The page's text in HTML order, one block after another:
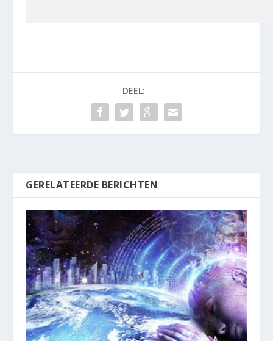
DEEL:
GERELATEERDE BERICHTEN